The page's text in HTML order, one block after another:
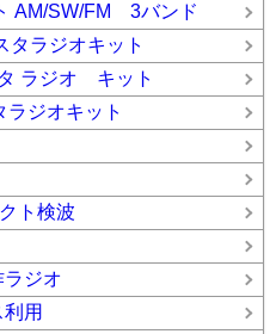
AM/SW/FM 3バンド
ラジオキット
ラジオ キット
ジオキット
ト検波
ラジオ
用